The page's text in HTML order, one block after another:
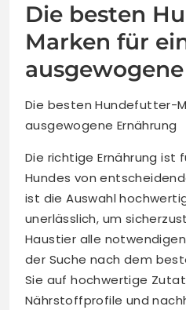
Die besten
Marken für
Die besten Hundefutter-
ausgewogene Ernährung
Die richtige Ernährung ist
Hundes von
ist die Auswahl
unerlässlich, um
Haustier alle
der Suche nach dem
Sie auf hochwertige
Nährstoffprofile und